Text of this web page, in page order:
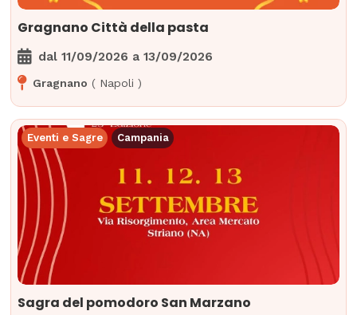
Gragnano Città della pasta
dal11/09/2026 a 13/09/2026
Gragnano ( Napoli )
Eventi e Sagre Campania
Sagra del pomodoro San Marzano